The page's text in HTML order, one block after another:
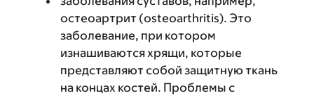
остеоартрит (osteoarthritis). Это
заболевание, при котором
изнашиваются хрящи, которые
представляют собой защитную ткань
на концах костей. Проблемы с